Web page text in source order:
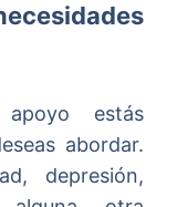
estás
abordar.
depresión,